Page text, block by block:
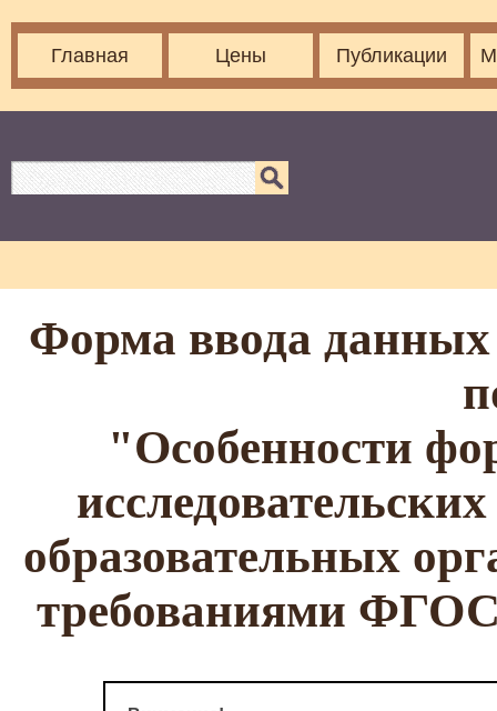
Главная Цены Публикации
Форма ввода данных
"Особенности
образовательных
требованиями